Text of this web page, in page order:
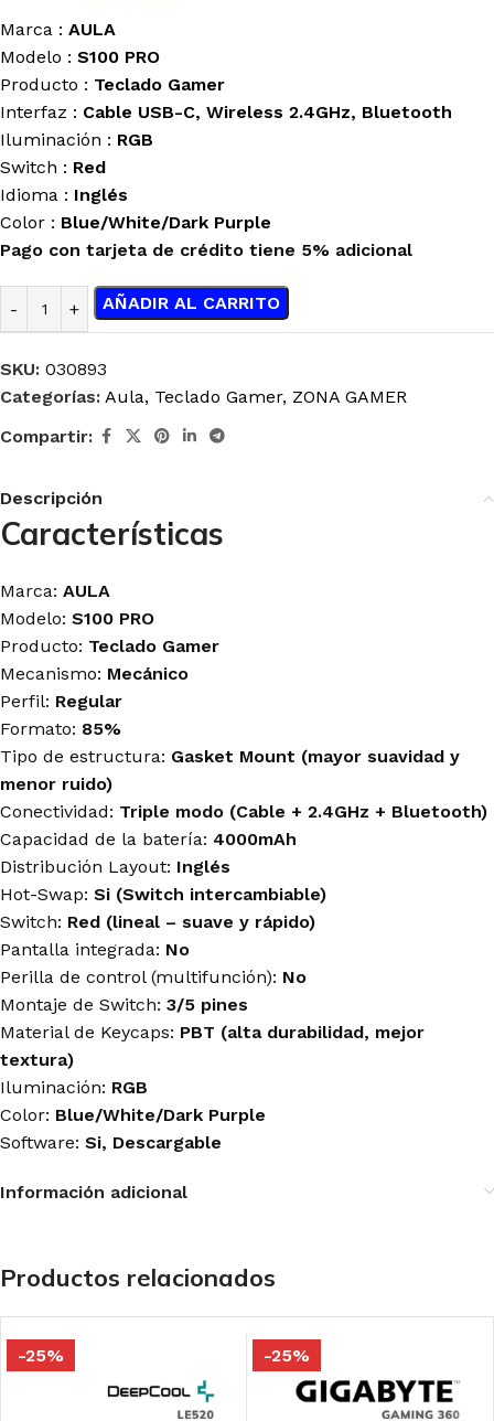
Marca : AULA
Modelo : S100 PRO
Producto : Teclado Gamer
Interfaz : Cable USB-C, Wireless 2.4GHz, Bluetooth
Iluminación : RGB
Switch : Red
Idioma : Inglés
Color : Blue/White/Dark Purple
Pago con tarjeta de crédito tiene 5% adicional
AÑADIR AL CARRITO
SKU: 030893
Categorías: Aula, Teclado Gamer, ZONA GAMER
Compartir:
Descripción
Características
Marca: AULA
Modelo: S100 PRO
Producto: Teclado Gamer
Mecanismo: Mecánico
Perfil: Regular
Formato: 85%
Tipo de estructura: Gasket Mount (mayor suavidad y
menor ruido)
Conectividad: Triple modo (Cable + 2.4GHz + Bluetooth)
Capacidad de la batería: 4000mAh
Distribución Layout: Inglés
Hot-Swap: Si (Switch intercambiable)
Switch: Red (lineal – suave y rápido)
Pantalla integrada: No
Perilla de control (multifunción): No
Montaje de Switch: 3/5 pines
Material de Keycaps: PBT (alta durabilidad, mejor
textura)
Iluminación: RGB
Color: Blue/White/Dark Purple
Software: Si, Descargable
Información adicional
Productos relacionados
-25% -25%